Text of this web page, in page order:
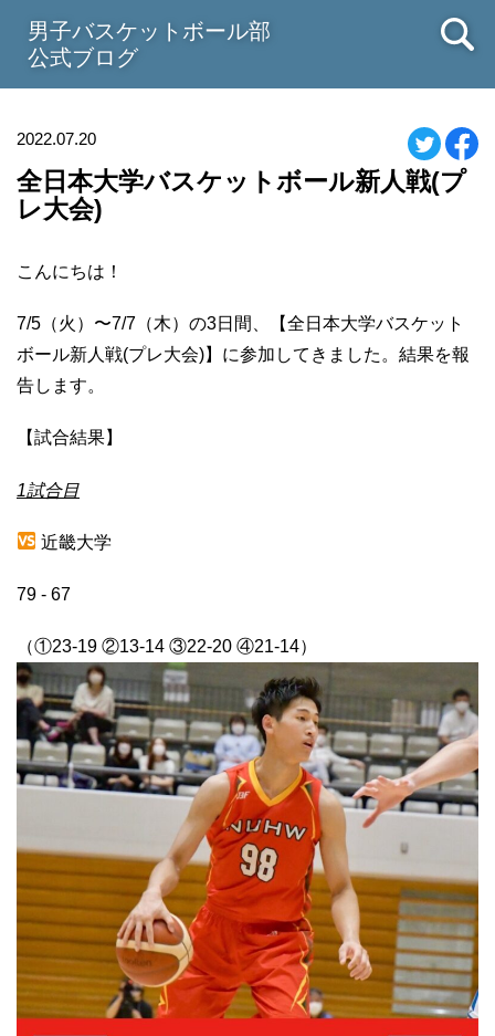
男子バスケットボール部
公式ブログ
2022.07.20
全日本大学バスケットボール新人戦(プ
レ大会)
こんにちは！
7/5 （火）〜7/7 （木）の3日間、【全日本大学バスケット
ボール新人戦(プレ大会)】に参加してきました。結果を報
告します。
【試合結果】
1試合目
近畿大学
79 - 67
（①23-19 ②13-14 ③22-20 ④21-14）